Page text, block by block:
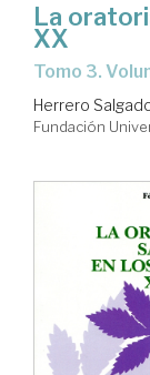
La
XX
Tomo 3.
Herrero
Fundación